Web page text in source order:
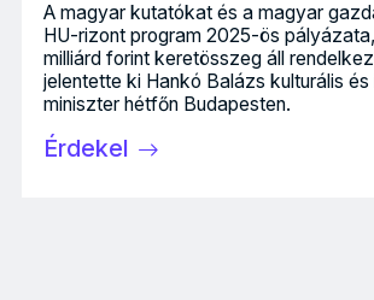
A magyar kutatókat és a magyar
HU-rizont program 2025-ös
milliárd forint keretösszeg áll
jelentette ki Hankó Balázs kulturális és
miniszter hétfőn Budapesten.
Érdekel